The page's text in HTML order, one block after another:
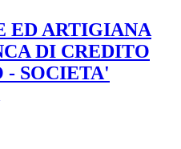
ED ARTIGIANA
DI CREDITO
- SOCIETA'